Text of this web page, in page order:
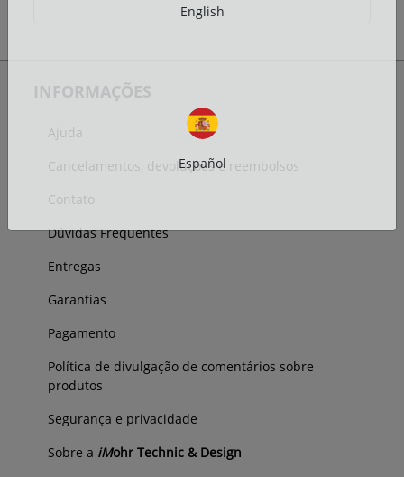
INFORMAÇÕES
Ajuda
Cancelamentos, devoluções e reembolsos
Contato
Dúvidas Frequentes
Entregas
Garantias
Pagamento
Política de divulgação de comentários sobre
produtos
Segurança e privacidade
Sobre a iMohr Technic & Design
English
Español